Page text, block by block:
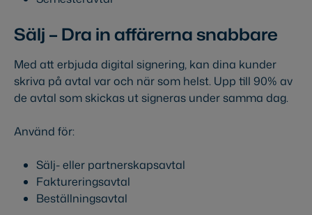
Sälj – Dra in affärerna snabbare
Med att erbjuda digital signering, kan dina kunder
skriva på avtal var och när som helst. Upp till 90% av
de avtal som skickas ut signeras under samma dag.
Använd för:
Sälj- eller partnerskapsavtal
Faktureringsavtal
Beställningsavtal